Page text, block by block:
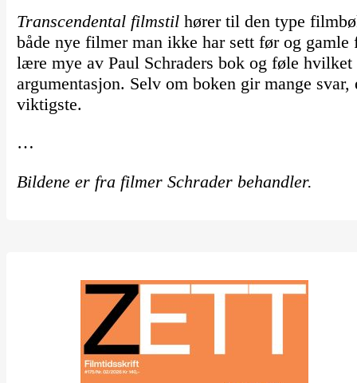
Transcendental filmstilhører til den type
både nye filmer man ikke har sett før og
lære mye av Paul Schraders bok og føle
argumentasjon. Selv om boken gir mange
viktigste.
…
Bildene er fra filmer Schrader behandler.